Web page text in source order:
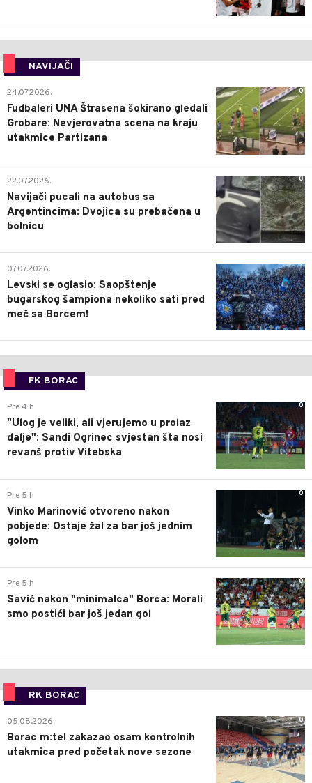
NAVIJAČI
0
24.07.2026.
Fudbaleri UNA Štrasena šokirano gledali
Grobare: Nevjerovatna scena na kraju
utakmice Partizana
0
22.07.2026.
Navijači pucali na autobus sa
Argentincima: Dvojica su prebačena u
bolnicu
1
07.07.2026.
Levski se oglasio: Saopštenje
bugarskog šampiona nekoliko sati pred
meč sa Borcem!
FK BORAC
0
Pre 4 h
"Ulog je veliki, ali vjerujemo u prolaz
dalje": Sandi Ogrinec svjestan šta nosi
revanš protiv Vitebska
0
Pre 5 h
Vinko Marinović otvoreno nakon
pobjede: Ostaje žal za bar još jednim
golom
0
Pre 5 h
Savić nakon "minimalca" Borca: Morali
smo postići bar još jedan gol
RK BORAC
0
05.08.2026.
Borac m:tel zakazao osam kontrolnih
utakmica pred početak nove sezone